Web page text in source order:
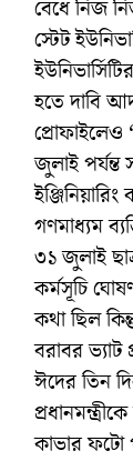
বেধে নিজ
স্টেট
হতে দাবি
প্রোফাইলেও
জুলাই পর্যন্ত
গণমাধ্যম
৩১ জুলাই
কর্মসূচি
কথা ছিল
বরাবর ভ্যাট
ঈদের তিন
কাভার ফটো